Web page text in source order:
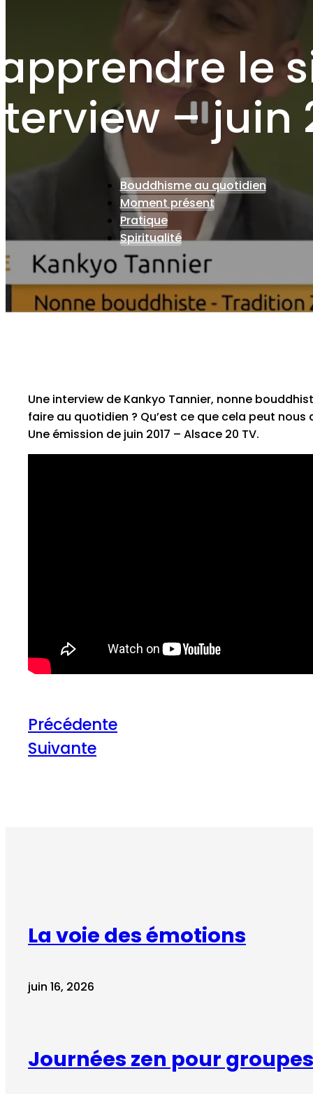
le
– juin
Bouddhisme au quotidien
Moment présent
Pratique
Spiritualité
Une interview de Kankyo Tannier, nonne
faire au quotidien ? Qu’est ce que cela peut nous
Une émission de juin 2017 – Alsace 20 TV.
Précédente
Suivante
La voie des émotions
juin 16, 2026
Journées zen pour